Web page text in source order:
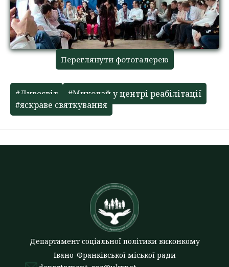
Переглянути фотогалерею
#Дивосвіт
#Миколай у центрі реабілітації
#яскраве святкування
Департамент соціальної політики виконкому
Івано-Франківської міської ради